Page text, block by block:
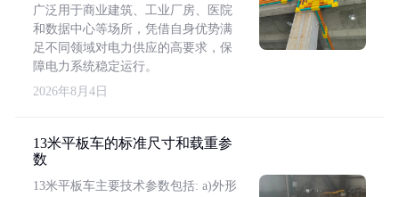
广泛用于商业建筑、工业厂房、医院
和数据中心等场所，凭借自身优势满
足不同领域对电力供应的高要求，保
障电力系统稳定运行。
2026年8月4日
13米平板车的标准尺寸和载重参
数
13米平板车主要技术参数包括: a)外形